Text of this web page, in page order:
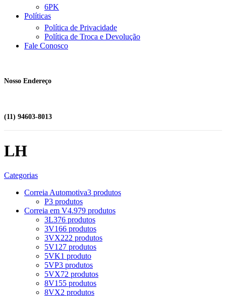
6PK
Políticas
Política de Privacidade
Política de Troca e Devolução
Fale Conosco
Nosso Endereço
(11) 94603-8013
LH
Categorias
Correia Automotiva3 produtos
P3 produtos
Correia em V4.979 produtos
3L376 produtos
3V166 produtos
3VX222 produtos
5V127 produtos
5VK1 produto
5VP3 produtos
5VX72 produtos
8V155 produtos
8VX2 produtos